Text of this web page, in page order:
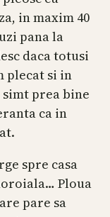
in maxim 40
pana la
daca totusi
plecat si in
simt prea bine
ca in
spre casa
Ploua
pare sa